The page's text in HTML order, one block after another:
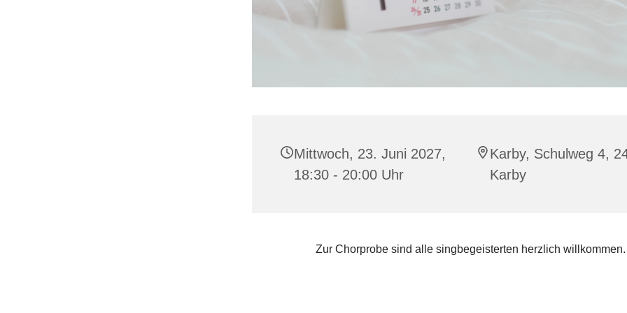
Mittwoch, 23. Juni 2027,
18:30 - 20:00 Uhr
Karby, Schulweg 4,
Karby
Zur Chorprobe sind alle singbegeisterten herzlich willkommen.